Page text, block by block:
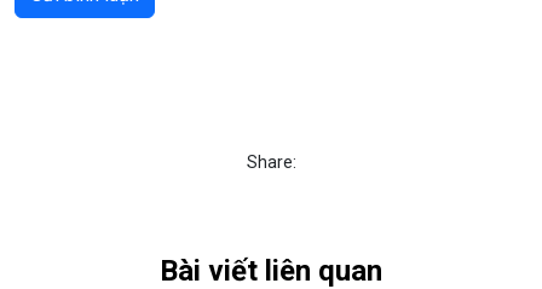
Share:
Bài viết liên quan